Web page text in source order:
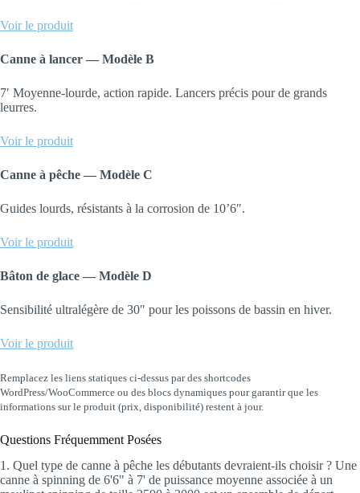
Voir le produit
Canne à lancer — Modèle B
7′ Moyenne-lourde, action rapide. Lancers précis pour de grands
leurres.
Voir le produit
Canne à pêche — Modèle C
Guides lourds, résistants à la corrosion de 10’6″.
Voir le produit
Bâton de glace — Modèle D
Sensibilité ultralégère de 30″ pour les poissons de bassin en hiver.
Voir le produit
Remplacez les liens statiques ci-dessus par des shortcodes
WordPress/WooCommerce ou des blocs dynamiques pour garantir que les
informations sur le produit (prix, disponibilité) restent à jour.
Questions Fréquemment Posées
1. Quel type de canne à pêche les débutants devraient-ils choisir ? Une
canne à spinning de 6'6" à 7' de puissance moyenne associée à un